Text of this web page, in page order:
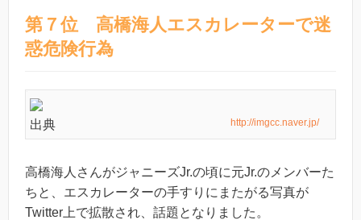
第７位 高橋海人エスカレーターで迷
惑危険行為
出典 http://imgcc.naver.jp/
高橋海人さんがジャニーズJr.の頃に元Jr.のメンバーた
ちと、エスカレーターの手すりにまたがる写真が
Twitter上で拡散され、話題となりました。